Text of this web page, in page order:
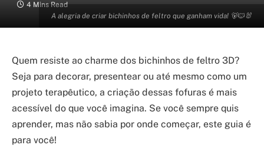
A alegria de criar bichinhos de feltro que ganham vida! 🐻🐱🐰
4 Mins Read
Quem resiste ao charme dos bichinhos de feltro 3D?
Seja para decorar, presentear ou até mesmo como um
projeto terapêutico, a criação dessas fofuras é mais
acessível do que você imagina. Se você sempre quis
aprender, mas não sabia por onde começar, este guia é
para você!